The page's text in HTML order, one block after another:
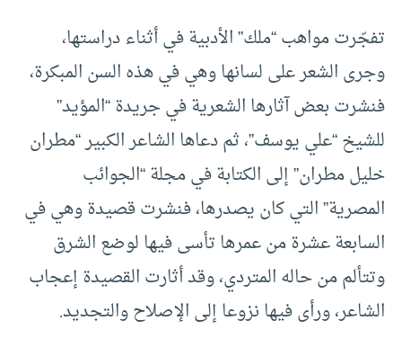
تفجّرت مواهب “ملك” الأدبية في أثناء دراستها،
وجرى الشعر على لسانها وهي في هذه السن المبكرة،
فنشرت بعض آثارها الشعرية في جريدة “المؤيد”
للشيخ “علي يوسف”، ثم دعاها الشاعر الكبير “مطران
خليل مطران” إلى الكتابة في مجلة “الجوائب
المصرية” التي كان يصدرها، فنشرت قصيدة وهي في
السابعة عشرة من عمرها تأسى فيها لوضع الشرق
وتتألم من حاله المتردي، وقد أثارت القصيدة إعجاب
الشاعر، ورأى فيها نزوعا إلى الإصلاح والتجديد.